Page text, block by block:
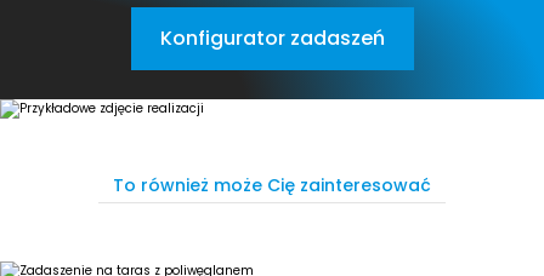
Konfigurator zadaszeń
To również może Cię zainteresować